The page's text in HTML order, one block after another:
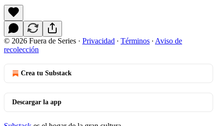
© 2026 Fuera de Series · Privacidad ∙ Términos ∙ Aviso de
recolección
Crea tu Substack
Descargar la app